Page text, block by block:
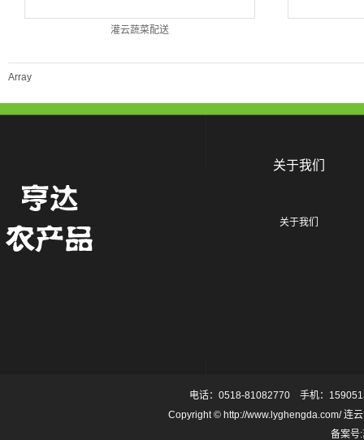
灌云蔬菜配送
Array
关于我们
关于我们
电话：0518-81082770 手机：
Copyright © http://www.lyghengda.com/ 连
备案号